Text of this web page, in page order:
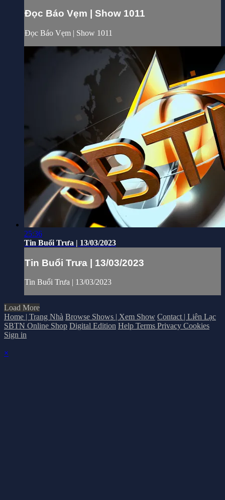
Đọc Báo Vẹm | Show 1011
Đọc Báo Vẹm | Show 1011
25:36
Tin Buổi Trưa | 13/03/2023
Tin Buổi Trưa | 13/03/2023
Tin Buổi Trưa | 13/03/2023
Load More
Home | Trang Nhà Browse Shows | Xem Show Contact | Liên Lạc
SBTN Online Shop Digital Edition Help Terms Privacy Cookies
Sign in
×